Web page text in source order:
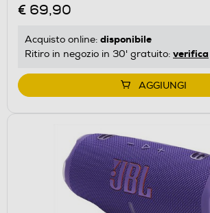
€ 69,90
Acquisto online: disponibile
Ritiro in negozio in 30' gratuito: verifica
AGGIUNGI